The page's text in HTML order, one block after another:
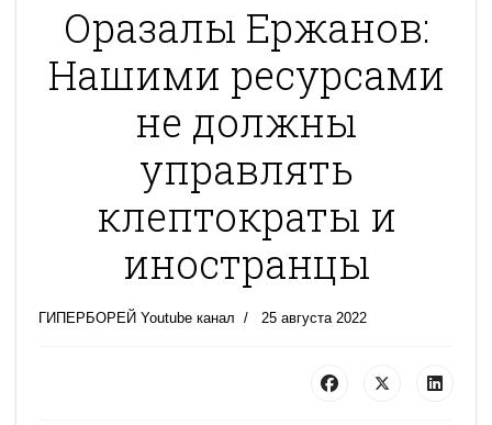
Оразалы Ержанов:
Нашими ресурсами
не должны
управлять
клептократы и
иностранцы
ГИПЕРБОРЕЙ Youtube канал 25 августа 2022